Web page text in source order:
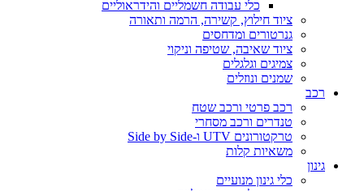
כלי עבודה חשמליים והידראוליים
ציוד חילוץ, קשירה, הרמה ותאורה
גנרטורים ומדחסים
ציוד שאיבה, שטיפה וניקוי
צמיגים וגלגלים
שמנים ונוזלים
רכב
רכב פרטי ורכב שטח
טנדרים ורכב מסחרי
טרקטורונים UTV ו-Side by Side
משאיות קלות
גינון
כלי גינון מנועיים